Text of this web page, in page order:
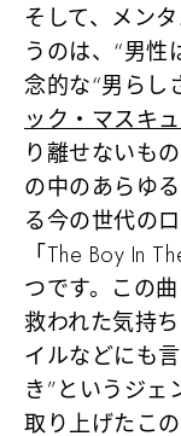
そして、メン
うのは、“男性
念的な“男らし
ック・マスキ
り離せないも
の中のあらゆ
る今の世代の
「The Boy In
つです。この
救われた気持
イルなどにも
き”というジェ
取り上げたこ